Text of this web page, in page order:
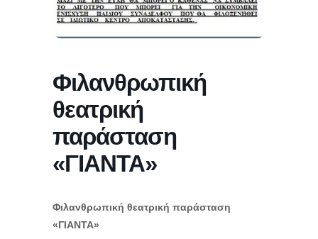
Φιλανθρωπική
θεατρική
παράσταση
«ΓΙΑΝΤΑ»
Φιλανθρωπική θεατρική παράσταση
«ΓΙΑΝΤΑ»